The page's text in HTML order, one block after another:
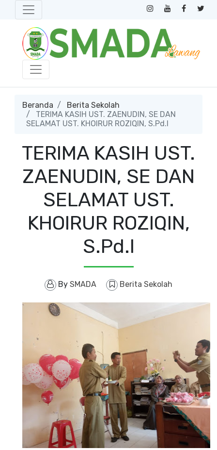
Beranda
Berita Sekolah
TERIMA KASIH UST. ZAENUDIN, SE DAN
SELAMAT UST. KHOIRUR ROZIQIN, S.Pd.I
TERIMA KASIH UST.
ZAENUDIN, SE DAN
SELAMAT UST.
KHOIRUR ROZIQIN,
S.Pd.I
By SMADA Berita Sekolah